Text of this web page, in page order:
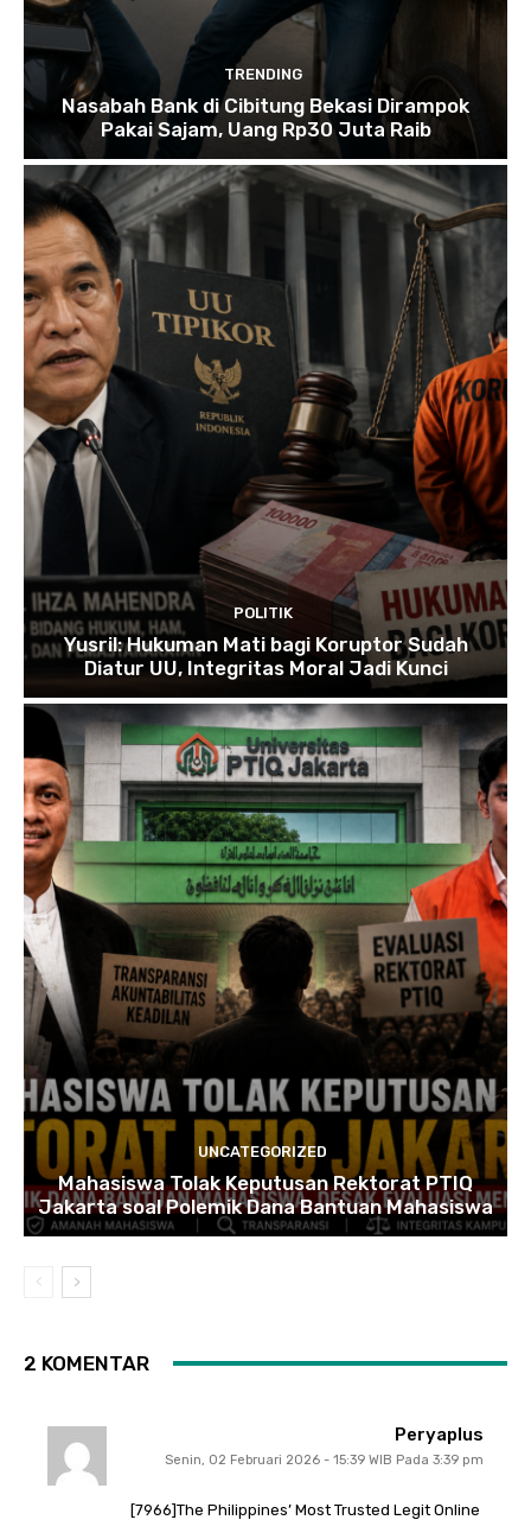
TRENDING
Nasabah Bank di Cibitung Bekasi Dirampok
Pakai Sajam, Uang Rp30 Juta Raib
POLITIK
Yusril: Hukuman Mati bagi Koruptor Sudah
Diatur UU, Integritas Moral Jadi Kunci
UNCATEGORIZED
Mahasiswa Tolak Keputusan Rektorat PTIQ
Jakarta soal Polemik Dana Bantuan Mahasiswa
2 KOMENTAR
Peryaplus
Senin, 02 Februari 2026 - 15:39 WIB Pada 3:39 pm
[7966]The Philippines’ Most Trusted Legit Online